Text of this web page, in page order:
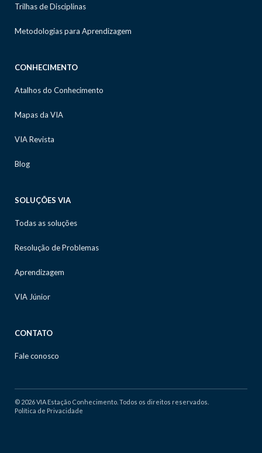
Trilhas de Disciplinas
Metodologias para Aprendizagem
CONHECIMENTO
Atalhos do Conhecimento
Mapas da VIA
VIA Revista
Blog
SOLUÇÕES VIA
Todas as soluções
Resolução de Problemas
Aprendizagem
VIA Júnior
CONTATO
Fale conosco
© 2026 VIA Estação Conhecimento. Todos os direitos reservados.
Política de Privacidade